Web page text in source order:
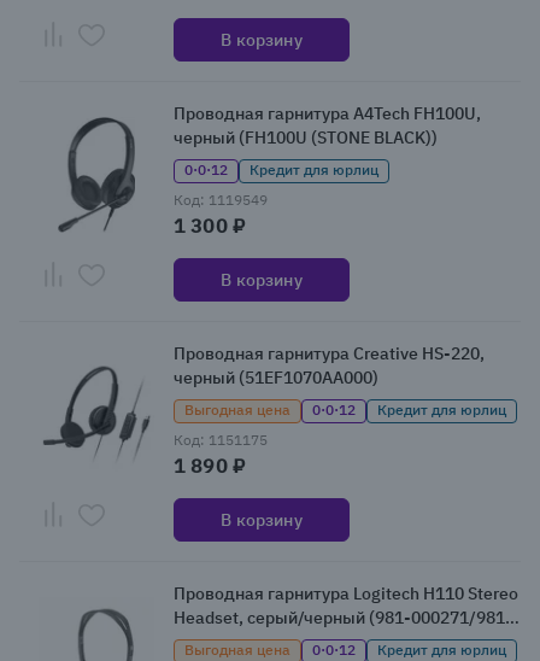
В корзину
Проводная гарнитура A4Tech FH100U,
черный (FH100U (STONE BLACK))
0·0·12
Кредит для юрлиц
Код: 1119549
1 300 ₽
В корзину
Проводная гарнитура Creative HS-220,
черный (51EF1070AA000)
Выгодная цена 0·0·12
Кредит для юрлиц
Код: 1151175
1 890 ₽
В корзину
Проводная гарнитура Logitech H110 Stereo
Headset, серый/черный (981-000271/981-
000459/981-000472)
Выгодная цена 0·0·12
Кредит для юрлиц